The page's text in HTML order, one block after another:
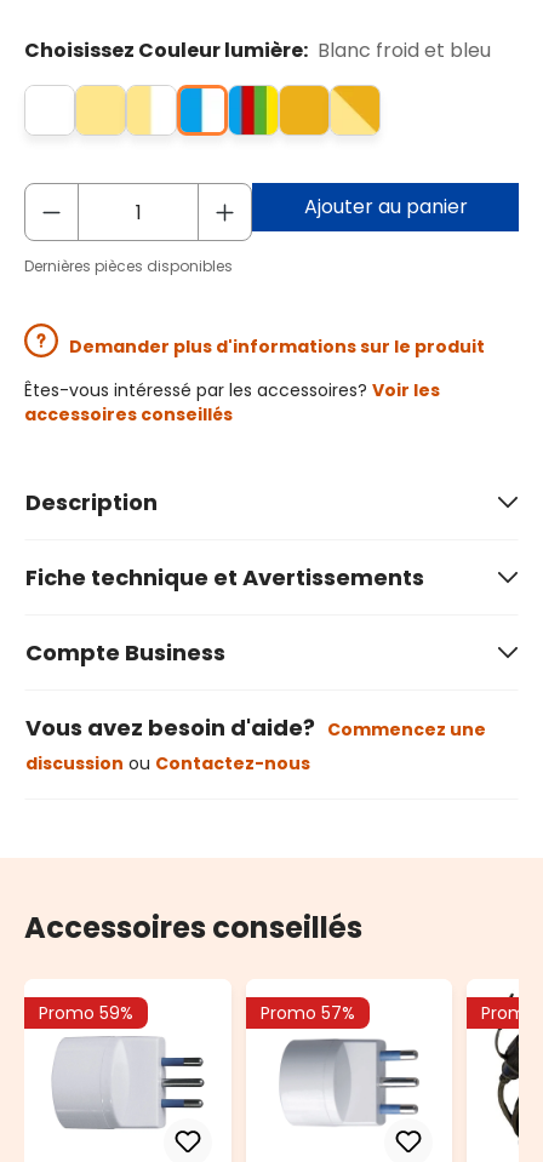
Choisissez Couleur lumière: Blanc froid et bleu
Ajouter au panier
Dernières pièces disponibles
Demander plus d'informations sur le produit
Êtes-vous intéressé par les accessoires? Voir les
accessoires conseillés
Description
Fiche technique et Avertissements
Compte Business
Vous avez besoin d'aide? Commencez une
discussion ou Contactez-nous
Accessoires conseillés
Promo 59% Promo 57% Promo